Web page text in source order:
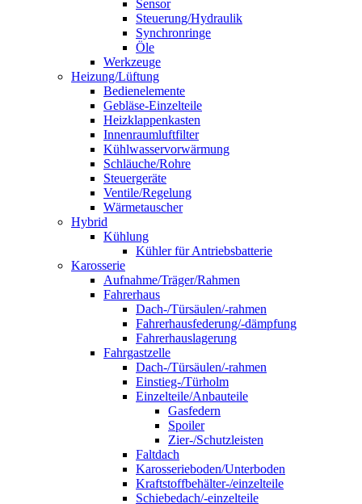
Sensor
Steuerung/Hydraulik
Synchronringe
Öle
Werkzeuge
Heizung/Lüftung
Bedienelemente
Gebläse-Einzelteile
Heizklappenkasten
Innenraumluftfilter
Kühlwasservorwärmung
Schläuche/Rohre
Steuergeräte
Ventile/Regelung
Wärmetauscher
Hybrid
Kühlung
Kühler für Antriebsbatterie
Karosserie
Aufnahme/Träger/Rahmen
Fahrerhaus
Dach-/Türsäulen/-rahmen
Fahrerhausfederung/-dämpfung
Fahrerhauslagerung
Fahrgastzelle
Dach-/Türsäulen/-rahmen
Einstieg-/Türholm
Einzelteile/Anbauteile
Gasfedern
Spoiler
Zier-/Schutzleisten
Faltdach
Karosserieboden/Unterboden
Kraftstoffbehälter-/einzelteile
Schiebedach/-einzelteile